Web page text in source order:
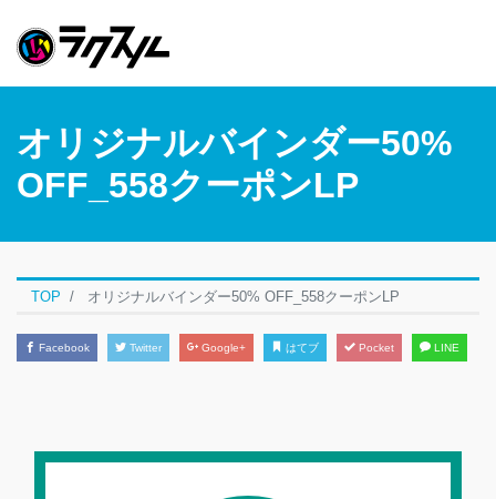
オリジナルバインダー50%
OFF_558クーポンLP
TOP オリジナルバインダー50% OFF_558クーポンLP
Facebook Twitter Google+ はてブ Pocket LINE